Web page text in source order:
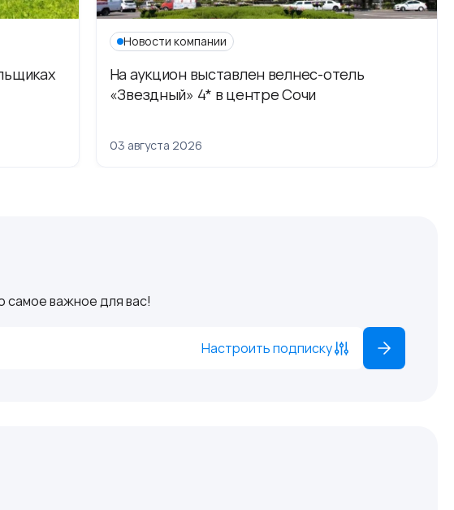
Новости компании
На аукцион выставлен велнес-отель
«Звездный» 4* в центре Сочи
03 августа 2026
самое важное для вас!
Настроить подписку